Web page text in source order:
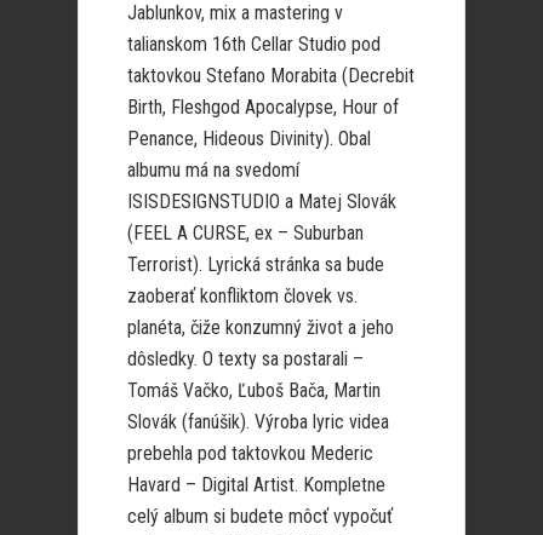
Jablunkov, mix a mastering v
talianskom 16th Cellar Studio pod
taktovkou Stefano Morabita (Decrebit
Birth, Fleshgod Apocalypse, Hour of
Penance, Hideous Divinity). Obal
albumu má na svedomí
ISISDESIGNSTUDIO a Matej Slovák
(FEEL A CURSE, ex – Suburban
Terrorist). Lyrická stránka sa bude
zaoberať konfliktom človek vs.
planéta, čiže konzumný život a jeho
dôsledky. O texty sa postarali –
Tomáš Vačko, Ľuboš Bača, Martin
Slovák (fanúšik). Výroba lyric videa
prebehla pod taktovkou Mederic
Havard – Digital Artist. Kompletne
celý album si budete môcť vypočuť